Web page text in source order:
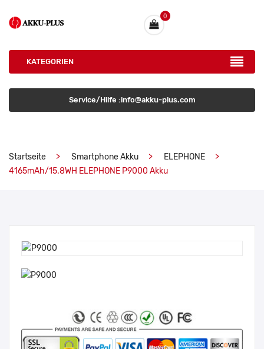
0
KATEGORIEN
Service/Hilfe :info@akku-plus.com
Startseite Smartphone Akku
ELEPHONE
4165mAh/15.8WH ELEPHONE P9000 Akku